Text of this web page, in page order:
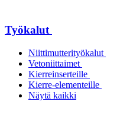
Työkalut
Niittimutterityökalut
Vetoniittaimet
Kierreinserteille
Kierre-elementeille
Näytä kaikki